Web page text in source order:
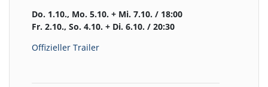
Do. 1.10., Mo. 5.10. + Mi. 7.10. / 18:00
Fr. 2.10., So. 4.10. + Di. 6.10. / 20:30
Offizieller Trailer